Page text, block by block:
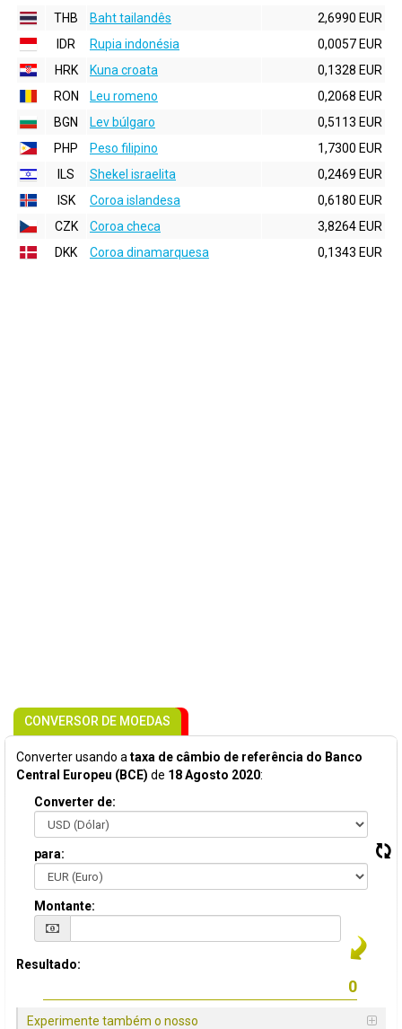
THB
Baht tailandês
2,6990 EUR
IDR
Rupia indonésia
0,0057 EUR
HRK
Kuna croata
0,1328 EUR
RON
Leu romeno
0,2068 EUR
BGN
Lev búlgaro
0,5113 EUR
PHP
Peso filipino
1,7300 EUR
ILS
Shekel israelita
0,2469 EUR
ISK
Coroa islandesa
0,6180 EUR
CZK
Coroa checa
3,8264 EUR
DKK
Coroa dinamarquesa 0,1343 EUR
CONVERSOR DE MOEDAS
Converter usando a taxa de câmbio de referência do Banco
Central Europeu (BCE) de 18 Agosto 2020:
Converter de:
para:
Montante:
Resultado:
Experimente também o nosso